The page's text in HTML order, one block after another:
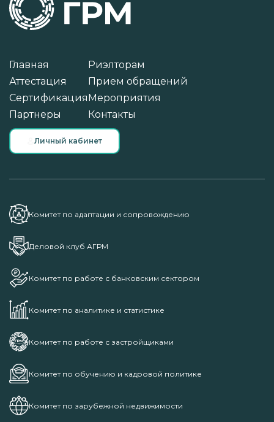
Главная
Аттестация
Сертификация
Партнеры
Риэлторам
Прием обращений
Мероприятия
Контакты
Личный кабинет
Комитет по адаптации и сопровождению
Деловой клуб АГРМ
Комитет по работе с банковским сектором
Комитет по аналитике и статистике
Комитет по работе с застройщиками
Комитет по обучению и кадровой политике
Комитет по зарубежной недвижимости